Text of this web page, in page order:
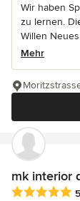
Wir haben
zu lernen.
Willen
Mehr
mk interior